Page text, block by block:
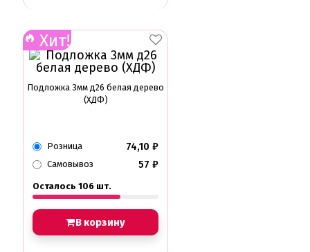
Хит!
Подложка 3мм д26 белая дерево
(ХДФ)
Розница 74,10 ₽
Самовывоз 57 ₽
Осталось 106 шт.
В корзину